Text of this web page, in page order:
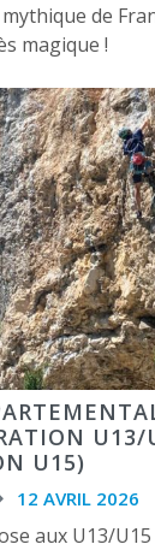
de
magique !
U13/
U15)
12 AVRIL 2026
aux U13/